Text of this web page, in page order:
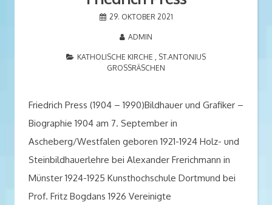
29. OKTOBER 2021
ADMIN
KATHOLISCHE KIRCHE , ST.ANTONIUS
GROSSRÄSCHEN
Friedrich Press (1904 – 1990)Bildhauer und Grafiker –
Biographie 1904 am 7. September in
Ascheberg/Westfalen geboren 1921-1924 Holz- und
Steinbildhauerlehre bei Alexander Frerichmann in
Münster 1924-1925 Kunsthochschule Dortmund bei
Prof. Fritz Bogdans 1926 Vereinigte